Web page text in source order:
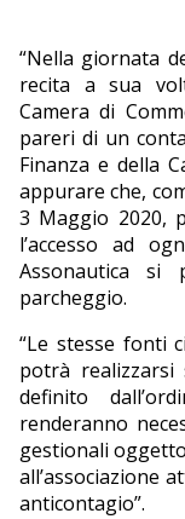
“Nella giornata
recita a sua
Camera di
pareri di un
Finanza e della
appurare che,
3 Maggio 2020,
l’accesso ad
Assonautica
parcheggio.
“Le stesse fonti
potrà realizzarsi
definito
renderanno
gestionali
all’associazione
anticontagio”.